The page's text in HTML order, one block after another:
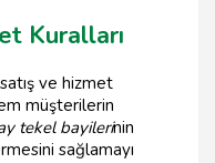
Kuralları
ve hizmet
müşterilerin
tekel bayilerinin
sağlamayı